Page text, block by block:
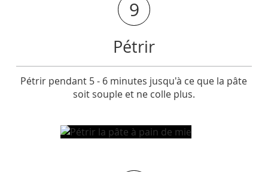
9
Pétrir
Pétrir pendant 5 - 6 minutes jusqu'à ce que la pâte
soit souple et ne colle plus.